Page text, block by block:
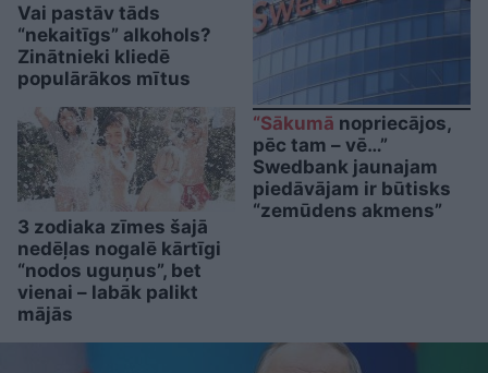
Vai pastāv tāds
“nekaitīgs” alkohols?
Zinātnieki kliedē
populārākos mītus
3 zodiaka zīmes šajā
nedēļas nogalē kārtīgi
“nodos uguņus”, bet
vienai – labāk palikt
mājās
“Sākumā nopriecājos,
pēc tam – vē…”
Swedbank jaunajam
piedāvājam ir būtisks
“zemūdens akmens”